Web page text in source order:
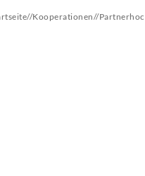
//Kooperationen//